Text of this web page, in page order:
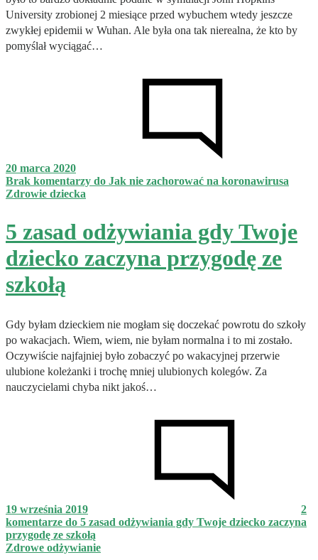
University zrobionej 2 miesiące przed wybuchem wtedy jeszcze
zwykłej epidemii w Wuhan. Ale była ona tak nierealna, że kto by
pomyślał wyciągać…
20 marca 2020
Brak komentarzy do Jak nie zachorować na koronawirusa
Zdrowie dziecka
5 zasad odżywiania gdy Twoje
dziecko zaczyna przygodę ze
szkołą
Gdy byłam dzieckiem nie mogłam się doczekać powrotu do szkoły
po wakacjach. Wiem, wiem, nie byłam normalna i to mi zostało.
Oczywiście najfajniej było zobaczyć po wakacyjnej przerwie
ulubione koleżanki i trochę mniej ulubionych kolegów. Za
nauczycielami chyba nikt jakoś…
19 września 2019
2
komentarze do 5 zasad odżywiania gdy Twoje dziecko zaczyna
przygodę ze szkołą
Zdrowe odżywianie